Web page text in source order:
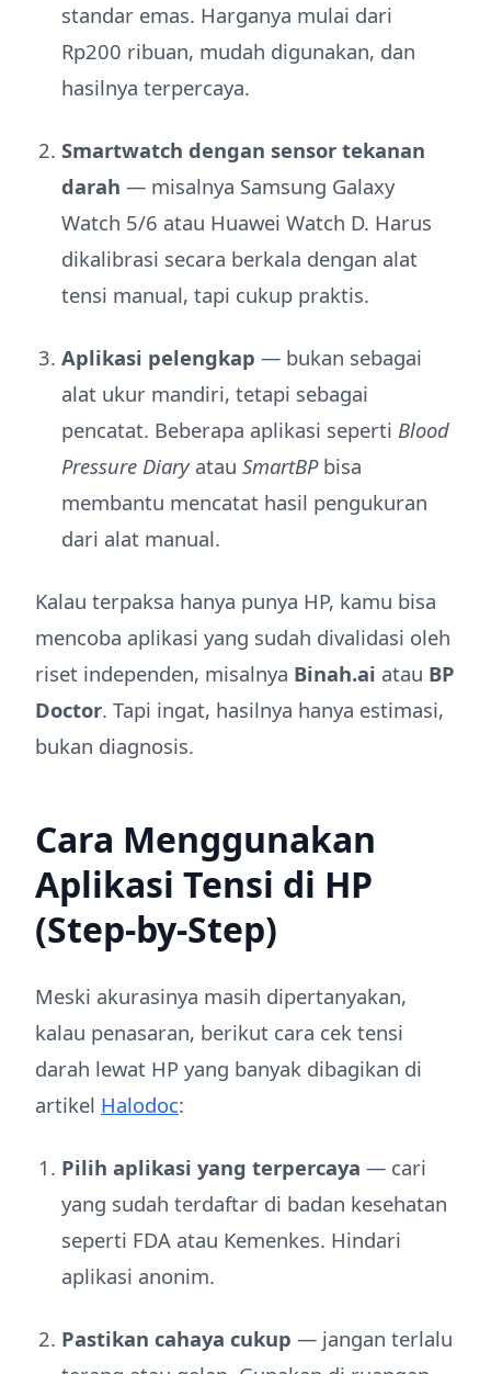
standar emas. Harganya mulai dari
Rp200 ribuan, mudah digunakan, dan
hasilnya terpercaya.
Smartwatch dengan sensor tekanan
darah — misalnya Samsung Galaxy
Watch 5/6 atau Huawei Watch D. Harus
dikalibrasi secara berkala dengan alat
tensi manual, tapi cukup praktis.
Aplikasi pelengkap — bukan sebagai
alat ukur mandiri, tetapi sebagai
pencatat. Beberapa aplikasi seperti Blood
Pressure Diaryatau SmartBPbisa
membantu mencatat hasil pengukuran
dari alat manual.
Kalau terpaksa hanya punya HP, kamu bisa
mencoba aplikasi yang sudah divalidasi oleh
riset independen, misalnya Binah.ai atau BP
Doctor. Tapi ingat, hasilnya hanya estimasi,
bukan diagnosis.
Cara Menggunakan
Aplikasi Tensi di HP
(Step-by-Step)
Meski akurasinya masih dipertanyakan,
kalau penasaran, berikut cara cek tensi
darah lewat HP yang banyak dibagikan di
artikel Halodoc:
Pilih aplikasi yang terpercaya — cari
yang sudah terdaftar di badan kesehatan
seperti FDA atau Kemenkes. Hindari
aplikasi anonim.
Pastikan cahaya cukup — jangan terlalu